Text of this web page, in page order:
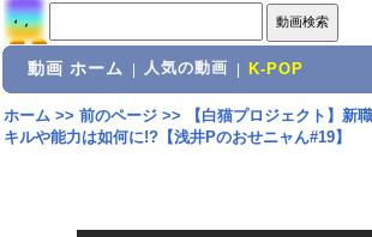
動画 ホーム 人気の動画 K-POP
ホーム>> 前のページ>>
【白猫プロジェクト】新
キルや能力は如何に!?【浅井Pのおせニャん#19】